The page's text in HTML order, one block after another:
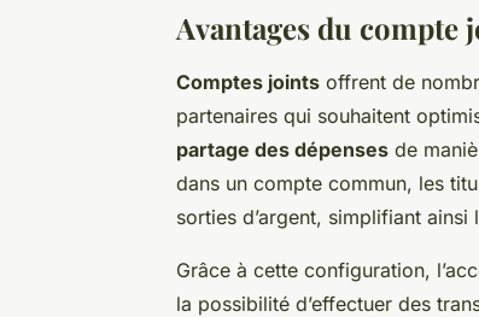
Avantages du compte
Comptes joints offrent de
partenaires qui souhaitent
partage des dépenses de
dans un compte commun, les
sorties d’argent, simplifiant
Grâce à cette configuration,
la possibilité d’effectuer des